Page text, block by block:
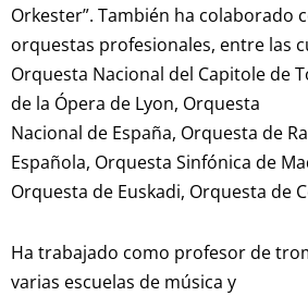
Orkester”. También ha colaborado
orquestas profesionales, entre las
Orquesta Nacional del Capitole de
de la Ópera de Lyon, Orquesta
Nacional de España, Orquesta de
Española, Orquesta Sinfónica de
Orquesta de Euskadi, Orquesta de
Ha trabajado como profesor de
varias escuelas de música y